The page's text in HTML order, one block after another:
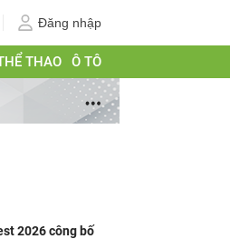
Đăng nhập
THAO Ô TÔ
2026 công bố